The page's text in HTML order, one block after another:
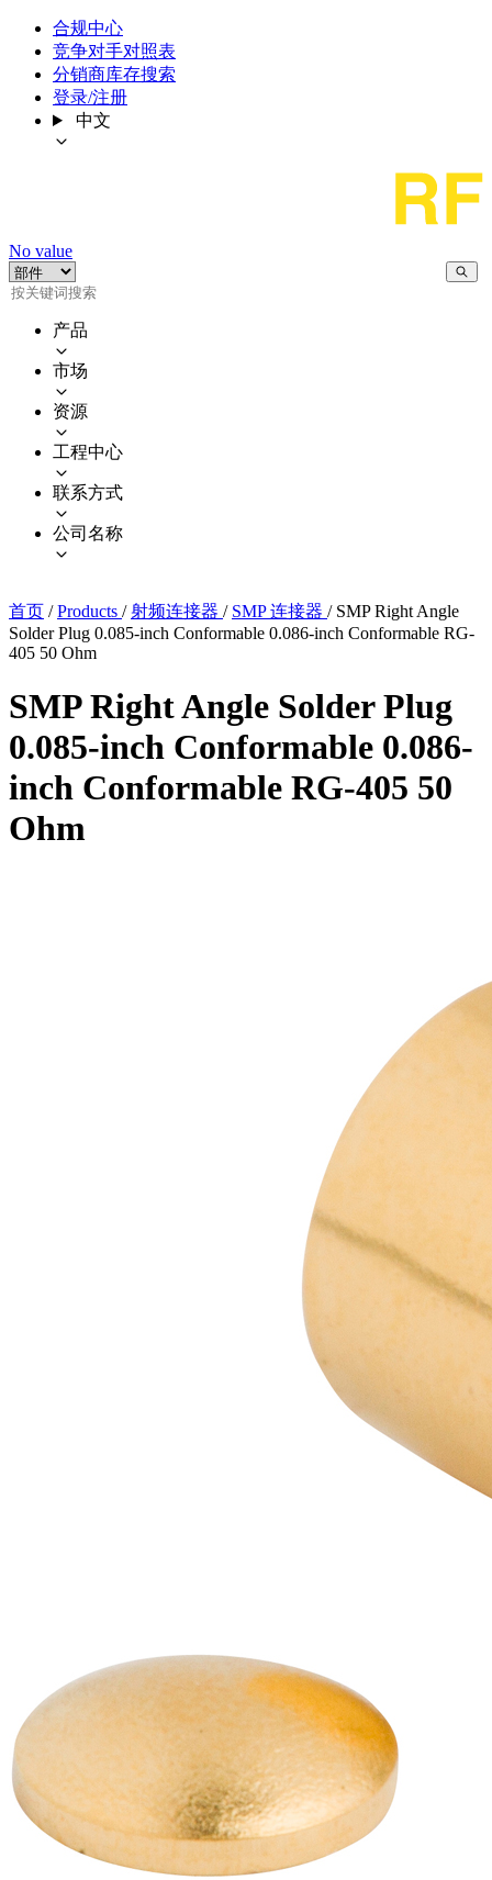
合规中心
竞争对手对照表
分销商库存搜索
登录/注册
中文
No value
产品
市场
资源
工程中心
联系方式
公司名称
首页 / Products / 射频连接器 / SMP 连接器 / SMP Right Angle
Solder Plug 0.085-inch Conformable 0.086-inch Conformable RG-
405 50 Ohm
SMP Right Angle Solder Plug
0.085-inch Conformable 0.086-
inch Conformable RG-405 50
Ohm